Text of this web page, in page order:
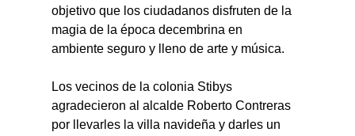
objetivo que los ciudadanos disfruten de la
magia de la época decembrina en
ambiente seguro y lleno de arte y música.
Los vecinos de la colonia Stibys
agradecieron al alcalde Roberto Contreras
por llevarles la villa navideña y darles un